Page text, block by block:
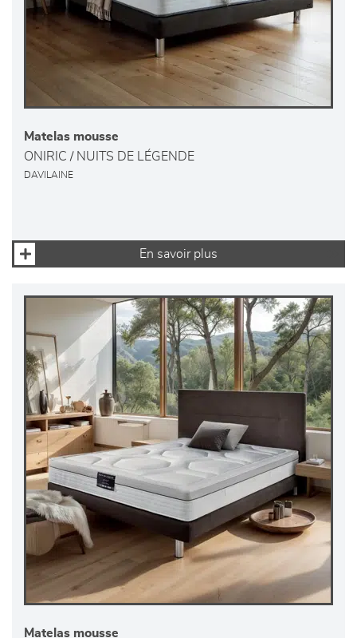
Matelas mousse
ONIRIC / NUITS DE LÉGENDE
DAVILAINE
En savoir plus
Matelas mousse